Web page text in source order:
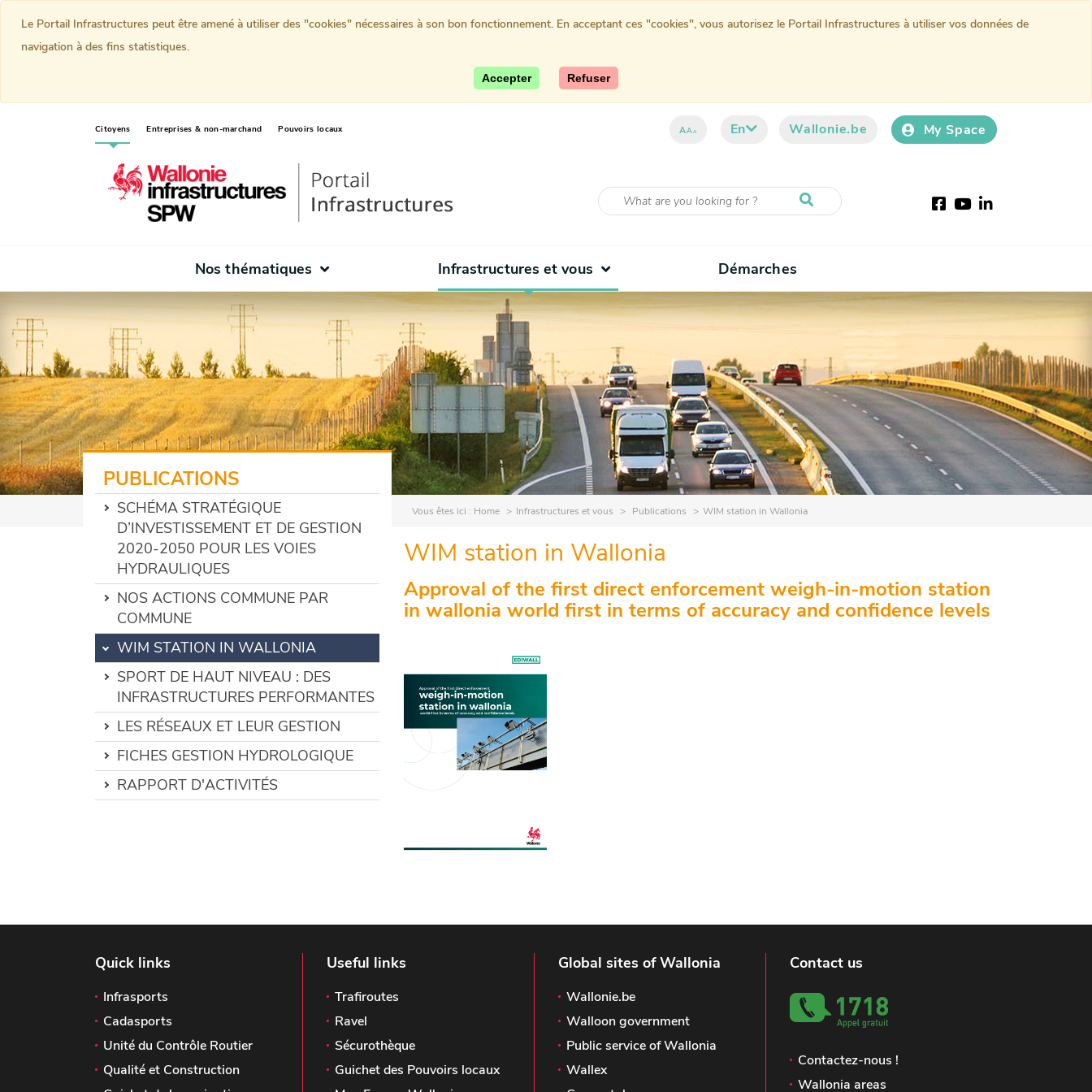
Citoyens(current)Entreprises & non-marchand Pouvoirs locaux AAA En Wallonie.be My Space
Facebook
YoutubeLinkedIn
Nos thématiques Infrastructures et vous Démarches
Vous êtes ici : Home Infrastructures et vous Publications WIM station in Wallonia
PUBLICATIONS
SCHÉMA STRATÉGIQUE
D’INVESTISSEMENT ET DE GESTION
2020-2050 POUR LES VOIES
HYDRAULIQUES
NOS ACTIONS COMMUNE PAR
COMMUNE
WIM STATION IN WALLONIA
SPORT DE HAUT NIVEAU : DES
INFRASTRUCTURES PERFORMANTES
LES RÉSEAUX ET LEUR GESTION
FICHES GESTION HYDROLOGIQUE
RAPPORT D'ACTIVITÉS
WIM station in Wallonia
Approval of the first direct enforcement weigh-in-motion station
in wallonia world first in terms of accuracy and confidence levels
Quick links
Infrasports
Cadasports
Unité du Contrôle Routier
Qualité et Construction
Useful links
Trafiroutes
Ravel
Sécurothèque
Guichet des Pouvoirs locaux
Global sites of Wallonia
Wallonie.be
Walloon government
Public service of Wallonia
Wallex
Contact us
Contactez-nous !
Wallonia areas
Le Portail Infrastructures peut être amené à utiliser des "cookies" nécessaires à son bon fonctionnement. En acceptant ces "cookies", vous autorisez le Portail Infrastructures à utiliser vos données de
navigation à des fins statistiques.
Accepter Refuser